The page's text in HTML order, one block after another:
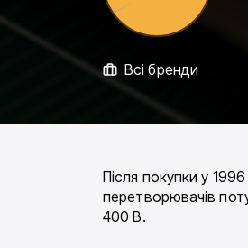
Всі бренди
Після покупки у
перетворювачів
400 В.